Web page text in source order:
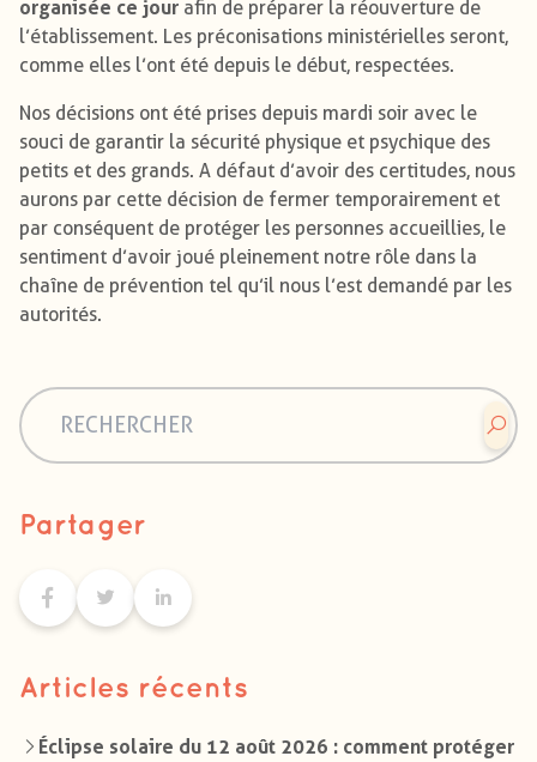
organisée ce jour afin de préparer la réouverture de
l’établissement. Les préconisations ministérielles seront,
comme elles l’ont été depuis le début, respectées.
Nos décisions ont été prises depuis mardi soir avec le
souci de garantir la sécurité physique et psychique des
petits et des grands. A défaut d’avoir des certitudes, nous
aurons par cette décision de fermer temporairement et
par conséquent de protéger les personnes accueillies, le
sentiment d’avoir joué pleinement notre rôle dans la
chaîne de prévention tel qu’il nous l’est demandé par les
autorités.
Partager
Articles récents
Éclipse solaire du 12 août 2026 : comment protéger